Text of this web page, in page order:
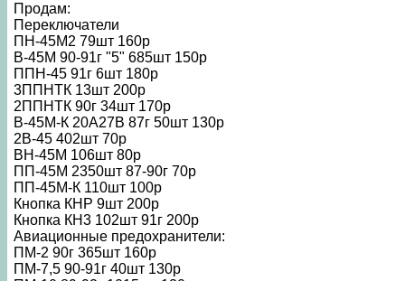
Продам:
Переключатели
ПН-45М2 79шт 160р
В-45М 90-91г "5" 685шт 150р
ППН-45 91г 6шт 180р
3ППНТК 13шт 200р
2ППНТК 90г 34шт 170р
В-45М-К 20А27В 87г 50шт 130р
2В-45 402шт 70р
ВН-45М 106шт 80р
ПП-45М 2350шт 87-90г 70р
ПП-45М-К 110шт 100р
Кнопка КНР 9шт 200р
Кнопка КН3 102шт 91г 200р
Авиационные предохранители:
ПМ-2 90г 365шт 160р
ПМ-7,5 90-91г 40шт 130р